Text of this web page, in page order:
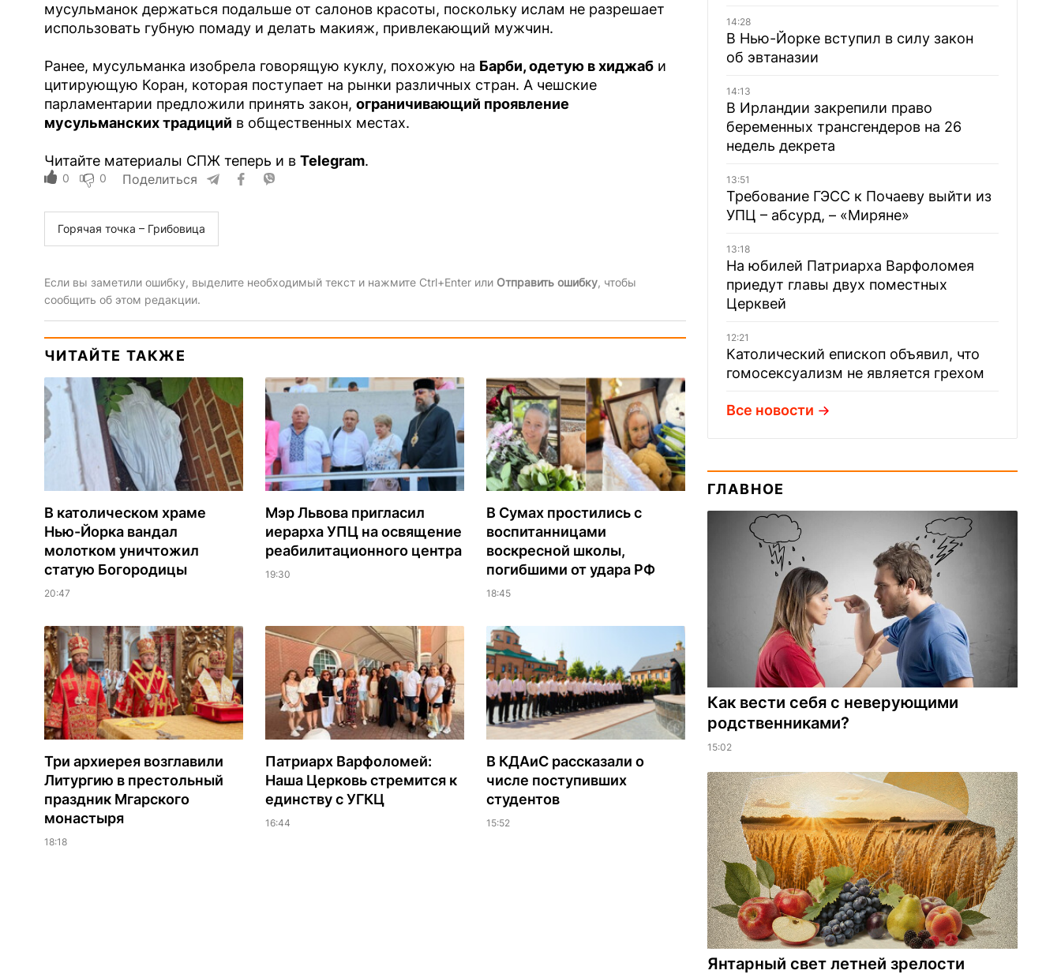
мусульманок держаться подальше от салонов красоты, поскольку ислам не разрешает
использовать губную помаду и делать макияж, привлекающий мужчин.
Ранее, мусульманка изобрела говорящую куклу, похожую на Барби, одетую в хиджаби
цитирующую Коран, которая поступает на рынки различных стран. А чешские
парламентарии предложили принять закон, ограничивающий проявление
мусульманских традиций в общественных местах.
Читайте материалы СПЖ теперь и в Telegram.
0 0 Поделиться
Горячая точка – Грибовица
Если вы заметили ошибку, выделите необходимый текст и нажмите Ctrl+Enter или Отправить ошибку, чтобы
сообщить об этом редакции.
ЧИТАЙТЕ ТАКЖЕ
В католическом храме
Нью-Йорка вандал
молотком уничтожил
статую Богородицы
20:47
Мэр Львова пригласил
иерарха УПЦ на освящение
реабилитационного центра
19:30
В Сумах простились с
воспитанницами
воскресной школы,
погибшими от удара РФ
18:45
Три архиерея возглавили
Литургию в престольный
праздник Мгарского
монастыря
18:18
Патриарх Варфоломей:
Наша Церковь стремится к
единству с УГКЦ
16:44
В КДАиС рассказали о
числе поступивших
студентов
15:52
14:28
В Нью-Йорке вступил в силу закон
об эвтаназии
14:13
В Ирландии закрепили право
беременных трансгендеров на 26
недель декрета
13:51
Требование ГЭСС к Почаеву выйти из
УПЦ – абсурд, – «Миряне»
13:18
На юбилей Патриарха Варфоломея
приедут главы двух поместных
Церквей
12:21
Католический епископ объявил, что
гомосексуализм не является грехом
Все новости
ГЛАВНОЕ
Как вести себя с неверующими
родственниками?
15:02
Янтарный свет летней зрелости